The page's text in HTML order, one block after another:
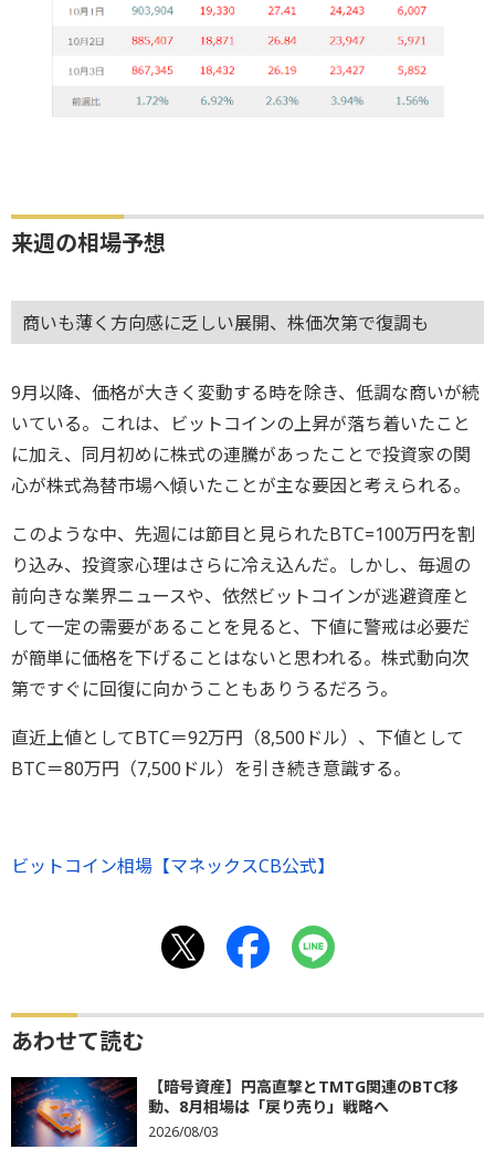
来週の相場予想
商いも薄く方向感に乏しい展開、株価次第で復調も
9月以降、価格が大きく変動する時を除き、低調な商いが続
いている。これは、ビットコインの上昇が落ち着いたこと
に加え、同月初めに株式の連騰があったことで投資家の関
心が株式為替市場へ傾いたことが主な要因と考えられる。
このような中、先週には節目と見られたBTC=100万円を割
り込み、投資家心理はさらに冷え込んだ。しかし、毎週の
前向きな業界ニュースや、依然ビットコインが逃避資産と
して一定の需要があることを見ると、下値に警戒は必要だ
が簡単に価格を下げることはないと思われる。株式動向次
第ですぐに回復に向かうこともありうるだろう。
直近上値としてBTC＝92万円（8,500ドル）、下値として
BTC＝80万円（7,500ドル）を引き続き意識する。
ビットコイン相場【マネックスCB公式】
あわせて読む
【暗号資産】円高直撃とTMTG関連のBTC移
動、8月相場は「戻り売り」戦略へ
2026/08/03